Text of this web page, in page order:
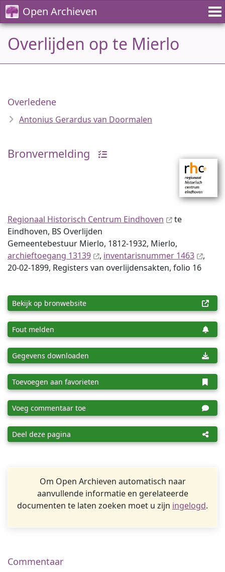
Open Archieven
Overlijden op te Mierlo
Overledene
Antonius Gerardus van Doormalen
Bronvermelding
Regionaal Historisch Centrum Eindhoven
te
Eindhoven, BS Overlijden
Gemeentebestuur Mierlo, 1812-1932, Mierlo,
archieftoegang 13139
, inventaris­num­mer 1463
,
20-02-1899, Registers van overlijdensakten, folio 16
Bekijk op bronwebsite
Fout melden
Gegevens downloaden
Toevoegen aan favorieten
Voeg commentaar toe
Deel deze pagina
Om Open Archieven automatisch naar
aanvullende informatie en gerelateerde
documenten te laten zoeken moet u zijn ingelogd.
Commentaar